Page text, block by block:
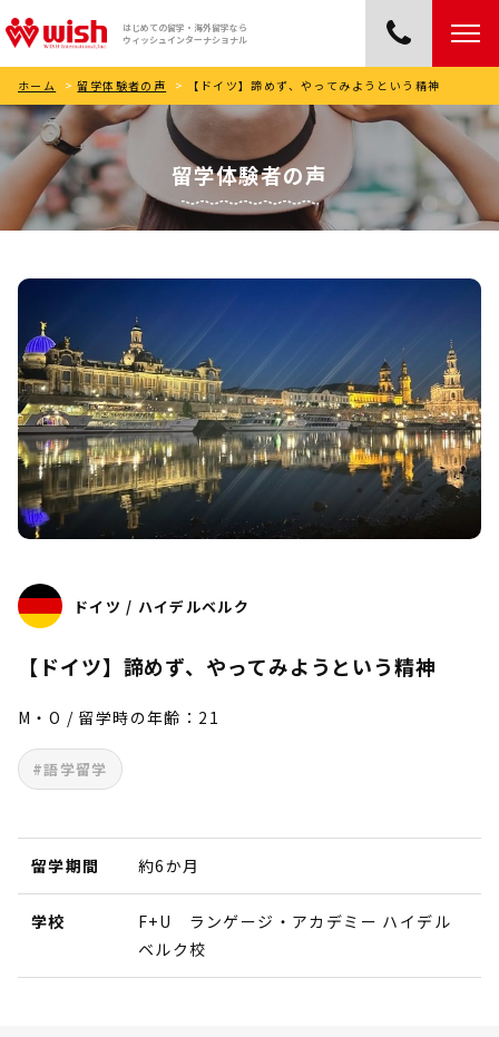
はじめての留学・海外留学なら
ウィッシュインターナショナル
ホーム > 留学体験者の声 > 【ドイツ】諦めず、やってみようという精神
留学体験者の声
ドイツ / ハイデルベルク
【ドイツ】諦めず、やってみようという精神
M・O / 留学時の年齢：21
#語学留学
留学期間 約6か月
学校
F+U ランゲージ・アカデミー ハイデル
ベルク校